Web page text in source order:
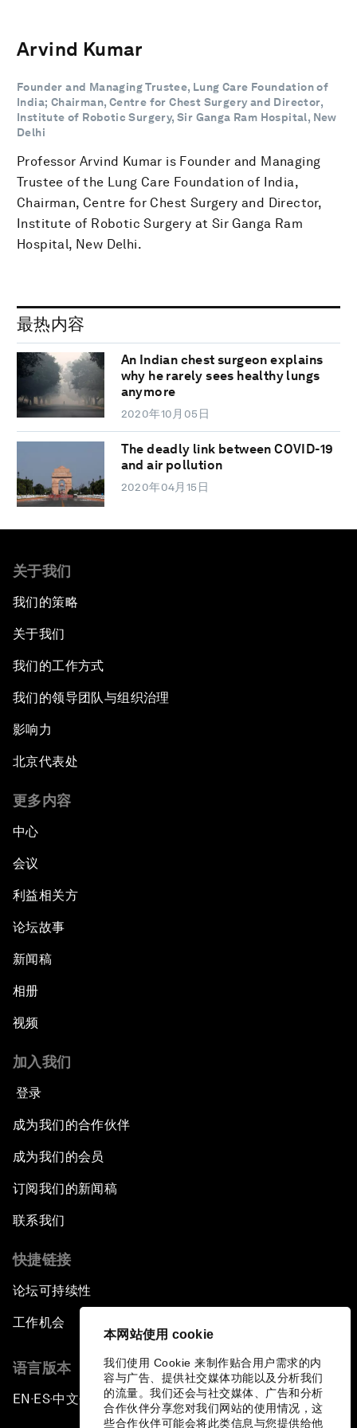
本网站使用 cookie
我们使用 Cookie 来制作贴合用户需求的内
容与广告、提供社交媒体功能以及分析我们
的流量。我们还会与社交媒体、广告和分析
合作伙伴分享您对我们网站的使用情况，这
些合作伙伴可能会将此类信息与您提供给他
Arvind Kumar
Founder and Managing Trustee, Lung Care Foundation of
India; Chairman, Centre for Chest Surgery and Director,
Institute of Robotic Surgery, Sir Ganga Ram Hospital, New
Delhi
Professor Arvind Kumar is Founder and Managing
Trustee of the Lung Care Foundation of India,
Chairman, Centre for Chest Surgery and Director,
Institute of Robotic Surgery at Sir Ganga Ram
Hospital, New Delhi.
最热内容
An Indian chest surgeon explains
why he rarely sees healthy lungs
anymore
2020年10月05日
The deadly link between COVID-19
and air pollution
2020年04月15日
关于我们
我们的策略
关于我们
我们的工作方式
我们的领导团队与组织治理
影响力
北京代表处
更多内容
中心
会议
利益相关方
论坛故事
新闻稿
相册
视频
加入我们
登录
成为我们的合作伙伴
成为我们的会员
订阅我们的新闻稿
联系我们
快捷链接
论坛可持续性
工作机会
语言版本
EN ▪ES▪中文▪ 日本語